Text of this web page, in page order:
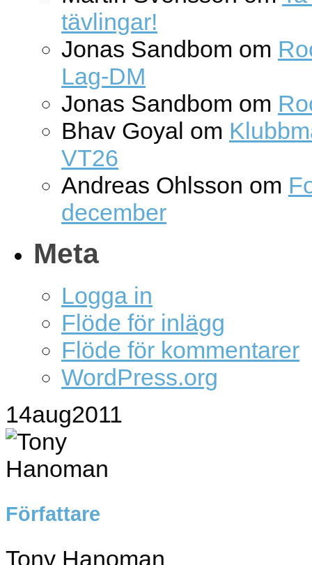
tävlingar!
Jonas Sandbom om
Lag-DM
Jonas Sandbom om
Bhav Goyal om
VT26
Andreas Ohlsson om
december
Meta
Logga in
Flöde för inlägg
Flöde för kommentarer
WordPress.org
14aug2011
Författare
Tony Hanoman